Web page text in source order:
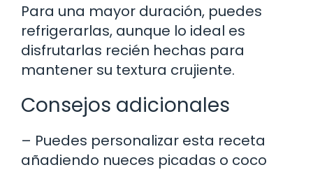
Para una mayor duración, puedes
refrigerarlas, aunque lo ideal es
disfrutarlas recién hechas para
mantener su textura crujiente.
Consejos adicionales
– Puedes personalizar esta receta
añadiendo nueces picadas o coco